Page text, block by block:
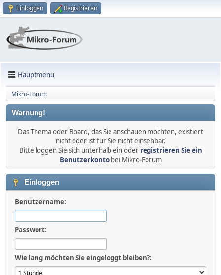
Einloggen Registrieren
Hauptmenü
Mikro-Forum
Warnung!
Das Thema oder Board, das Sie anschauen möchten, existiert
nicht oder ist für Sie nicht einsehbar.
Bitte loggen Sie sich unterhalb ein oder registrieren Sie ein
Benutzerkontobei Mikro-Forum
Einloggen
Benutzername:
Passwort:
Wie lang möchten Sie eingeloggt bleiben?: